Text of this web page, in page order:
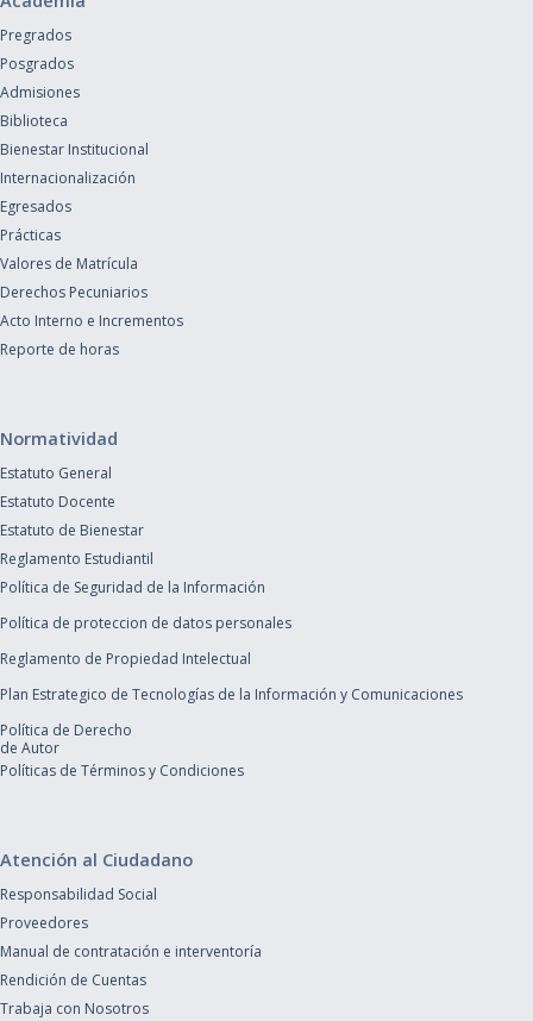
Pregrados
Posgrados
Admisiones
Biblioteca
Bienestar Institucional
Internacionalización
Egresados
Prácticas
Valores de Matrícula
Derechos Pecuniarios
Acto Interno e Incrementos
Reporte de horas
Normatividad
Estatuto General
Estatuto Docente
Estatuto de Bienestar
Reglamento Estudiantil
Política de Seguridad de la Información
Política de proteccion de datos personales
Reglamento de Propiedad Intelectual
Plan Estrategico de Tecnologías de la Información y Comunicaciones
Política de Derecho
de Autor
Políticas de Términos y Condiciones
Atención al Ciudadano
Responsabilidad Social
Proveedores
Manual de contratación e interventoría
Rendición de Cuentas
Trabaja con Nosotros